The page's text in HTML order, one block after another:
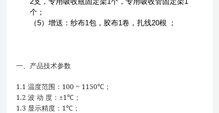
个；
（5）增送：纱布1包，胶布1卷，扎线20根 ；
一、产品技术参数
1.1温度范围： 100 ~ 1150℃ ；
1.2波 动 度： ±1℃ ；
1.3 显示精度： 1℃ ；